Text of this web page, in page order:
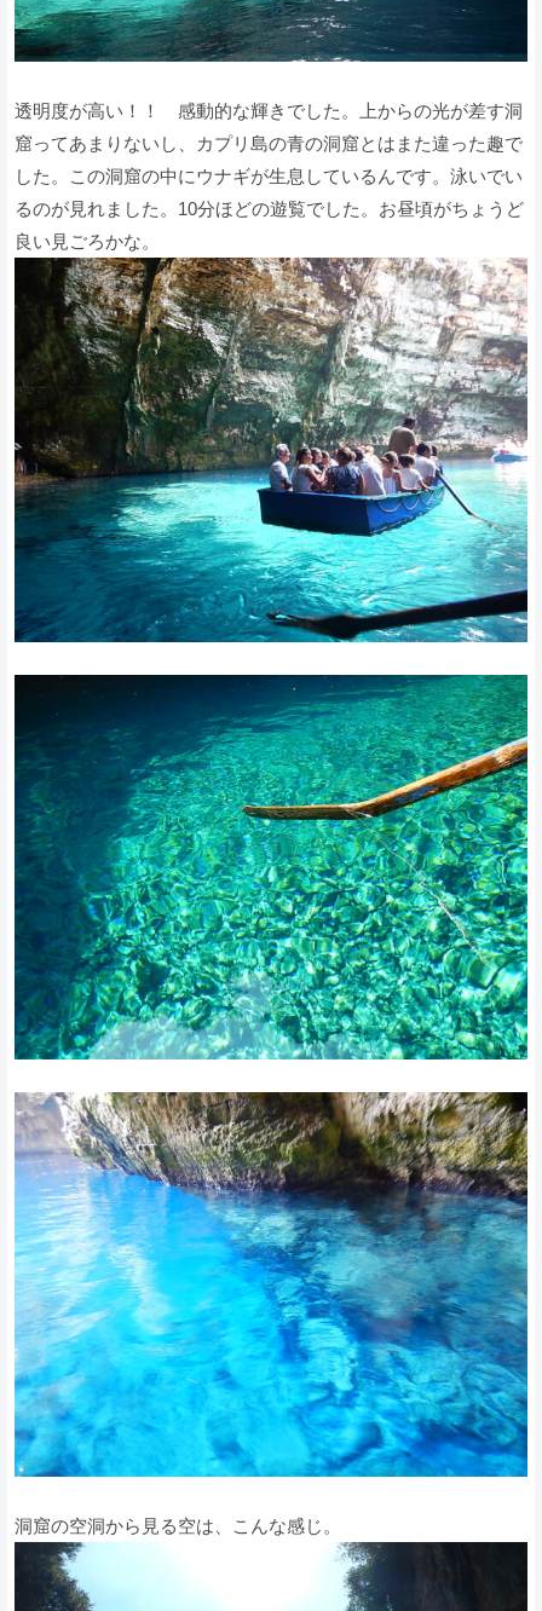
透明度が高い！！ 感動的な輝きでした。上からの光が差す洞
窟ってあまりないし、カプリ島の青の洞窟とはまた違った趣で
した。この洞窟の中にウナギが生息しているんです。泳いでい
るのが見れました。10分ほどの遊覧でした。お昼頃がちょうど
良い見ごろかな。
洞窟の空洞から見る空は、こんな感じ。